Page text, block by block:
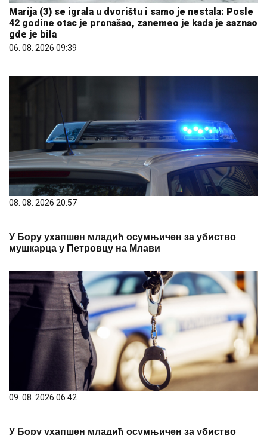
Marija (3) se igrala u dvorištu i samo je nestala: Posle
42 godine otac je pronašao, zanemeo je kada je saznao
gde je bila
06. 08. 2026 09:39
08. 08. 2026 20:57
У Бору ухапшен младић осумњичен за убиство
мушкарца у Петровцу на Млави
09. 08. 2026 06:42
У Бору ухапшен младић осумњичен за убиство